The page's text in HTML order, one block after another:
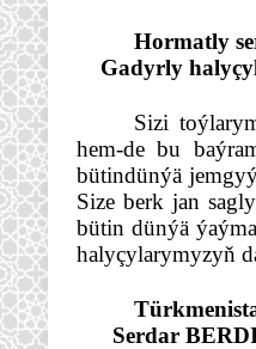
Hormatly
Gadyrly
Sizi
hem-de bu
bütindünýä
Size berk jan
bütin dünýä
halyçylarymyzyň
Serdar